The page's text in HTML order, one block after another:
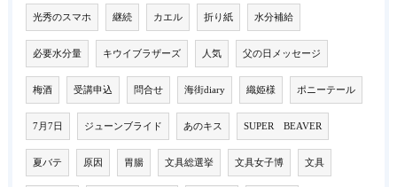
光秀のスマホ 継続 カエル 折り紙 水分補給
必要水分量 キウイブラザーズ 人気 父の日メッセージ
梅酒 受講申込 問合せ 海街diary 織姫様 ポニーテール
7月7日 ジューンブライド あのキス SUPER BEAVER
夏バテ 原因 胃腸 文具総選挙 文具女子博 文具